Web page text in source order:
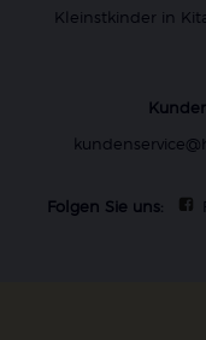
Kleinstkinder in
Folgen Sie uns: